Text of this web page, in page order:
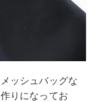
ッシュバッグな
りになってお